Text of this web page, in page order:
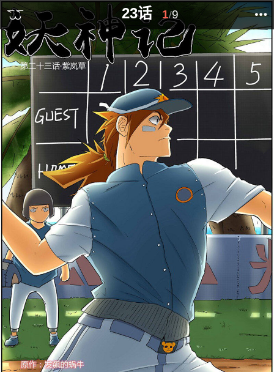
23话 1/9